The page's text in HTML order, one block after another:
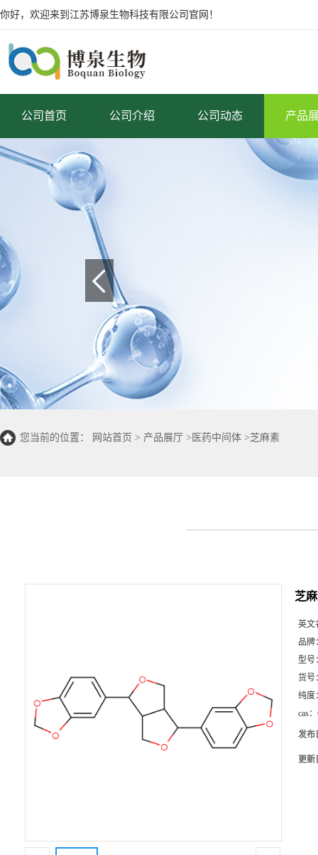
你好，欢迎来到江苏博泉生物科技有限公司官网！
公司首页 公司介绍 公司动态 产品
您当前的位置： 网站首页 > 产品展厅 > 医药中间体 >芝麻素
芝
英文
品牌
型号
货号
纯度
cas：
发布
更新